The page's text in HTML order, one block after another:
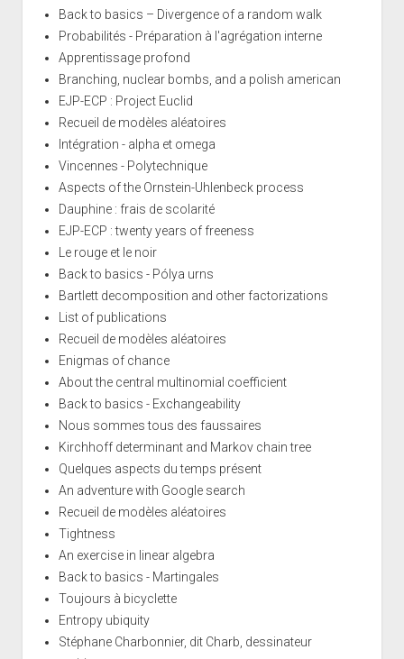
Back to basics – Divergence of a random walk
Probabilités - Préparation à l'agrégation interne
Apprentissage profond
Branching, nuclear bombs, and a polish american
EJP-ECP : Project Euclid
Recueil de modèles aléatoires
Intégration - alpha et omega
Vincennes - Polytechnique
Aspects of the Ornstein-Uhlenbeck process
Dauphine : frais de scolarité
EJP-ECP : twenty years of freeness
Le rouge et le noir
Back to basics - Pólya urns
Bartlett decomposition and other factorizations
List of publications
Recueil de modèles aléatoires
Enigmas of chance
About the central multinomial coefficient
Back to basics - Exchangeability
Nous sommes tous des faussaires
Kirchhoff determinant and Markov chain tree
Quelques aspects du temps présent
An adventure with Google search
Recueil de modèles aléatoires
Tightness
An exercise in linear algebra
Back to basics - Martingales
Toujours à bicyclette
Entropy ubiquity
Stéphane Charbonnier, dit Charb, dessinateur